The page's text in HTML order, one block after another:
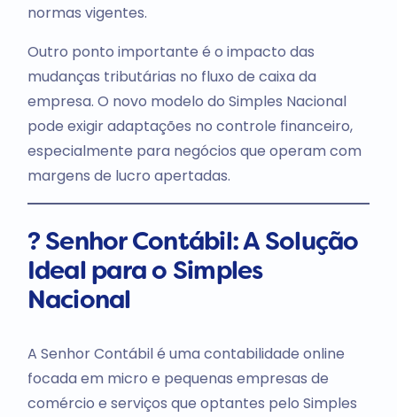
normas vigentes.
Outro ponto importante é o impacto das
mudanças tributárias no fluxo de caixa da
empresa. O novo modelo do Simples Nacional
pode exigir adaptações no controle financeiro,
especialmente para negócios que operam com
margens de lucro apertadas.
? Senhor Contábil: A Solução
Ideal para o Simples
Nacional
A Senhor Contábil é uma contabilidade online
focada em micro e pequenas empresas de
comércio e serviços que optantes pelo Simples